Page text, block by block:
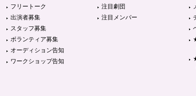
フリートーク
出演者募集
スタッフ募集
ボランティア募集
オーディション告知
ワークショップ告知
注目劇団
注目メンバー